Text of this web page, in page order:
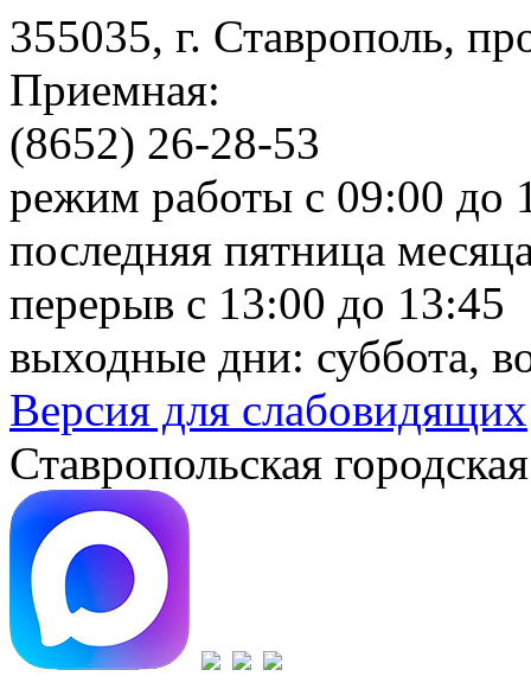
355035, г. Ставрополь,
Приемная:
(8652) 26-28-53
режим работы с 09:00 до
последняя пятница
перерыв с 13:00 до 13:45
выходные дни: суббота,
Версия для слабовидящих
Ставропольская